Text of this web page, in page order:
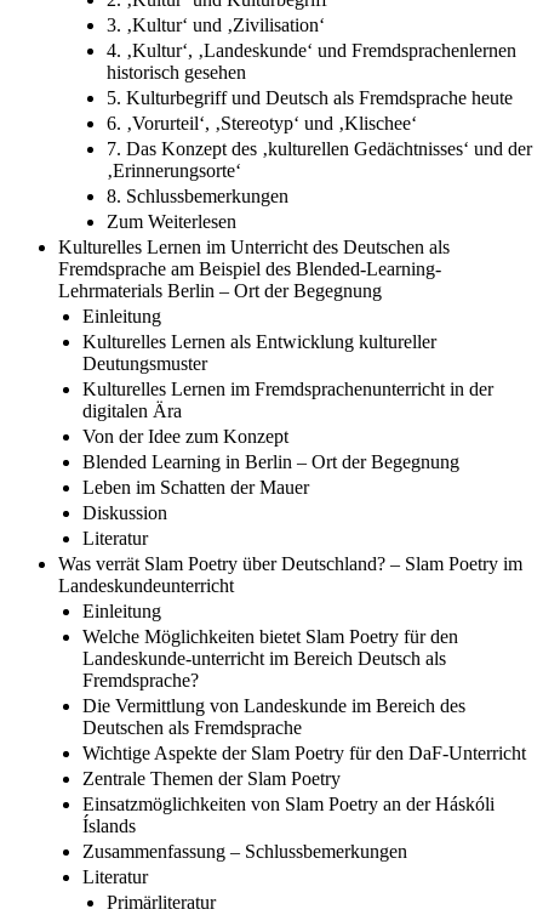
3. ‚Kultur‘ und ‚Zivilisation‘
4. ‚Kultur‘, ‚Landeskunde‘ und Fremdsprachenlernen
historisch gesehen
5. Kulturbegriff und Deutsch als Fremdsprache heute
6. ‚Vorurteil‘, ‚Stereotyp‘ und ‚Klischee‘
7. Das Konzept des ‚kulturellen Gedächtnisses‘ und der
‚Erinnerungsorte‘
8. Schlussbemerkungen
Zum Weiterlesen
Kulturelles Lernen im Unterricht des Deutschen als
Fremdsprache am Beispiel des Blended-Learning-
Lehrmaterials Berlin – Ort der Begegnung
Einleitung
Kulturelles Lernen als Entwicklung kultureller
Deutungsmuster
Kulturelles Lernen im Fremdsprachenunterricht in der
digitalen Ära
Von der Idee zum Konzept
Blended Learning in Berlin – Ort der Begegnung
Leben im Schatten der Mauer
Diskussion
Literatur
Was verrät Slam Poetry über Deutschland? – Slam Poetry im
Landeskundeunterricht
Einleitung
Welche Möglichkeiten bietet Slam Poetry für den
Landeskunde-unterricht im Bereich Deutsch als
Fremdsprache?
Die Vermittlung von Landeskunde im Bereich des
Deutschen als Fremdsprache
Wichtige Aspekte der Slam Poetry für den DaF-Unterricht
Zentrale Themen der Slam Poetry
Einsatzmöglichkeiten von Slam Poetry an der Háskóli
Íslands
Zusammenfassung – Schlussbemerkungen
Literatur
Primärliteratur